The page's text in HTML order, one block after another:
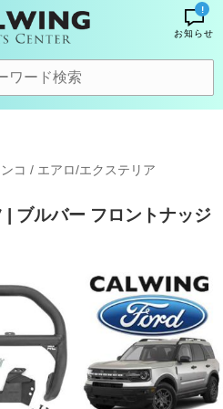
!
お知らせ
コ / エアロ/エクステリア
ブルバー フロントナッジ